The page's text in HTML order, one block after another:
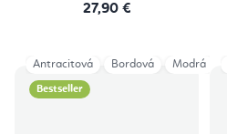
27,90 €
Bestseller
Antracitová Bordová Modrá